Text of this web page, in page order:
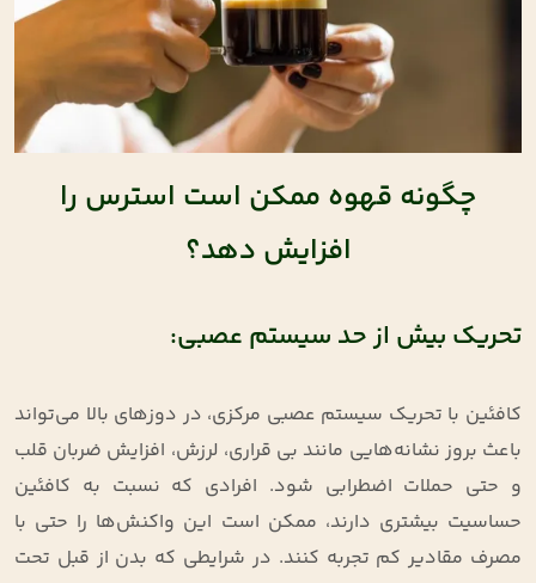
چگونه قهوه ممکن است استرس را
افزایش دهد؟
تحریک بیش از حد سیستم عصبی:
کافئین با تحریک سیستم عصبی مرکزی، در دوزهای بالا می‌تواند
باعث بروز نشانه‌هایی مانند بی ‌قراری، لرزش، افزایش ضربان قلب
و حتی حملات اضطرابی شود. افرادی که نسبت به کافئین
حساسیت بیشتری دارند، ممکن است این واکنش‌ها را حتی با
مصرف مقادیر کم تجربه کنند. در شرایطی که بدن از قبل تحت